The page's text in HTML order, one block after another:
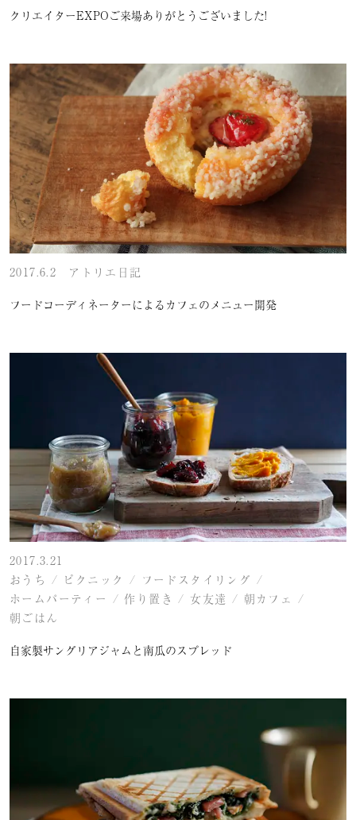
クリエイターEXPOご来場ありがとうございました!
2017.6.2 アトリエ日記
フードコーディネーターによるカフェのメニュー開発
2017.3.21
おうち / ピクニック / フードスタイリング /
ホームパーティー /作り置き / 女友達 / 朝カフェ /
朝ごはん
自家製サングリアジャムと南瓜のスプレッド